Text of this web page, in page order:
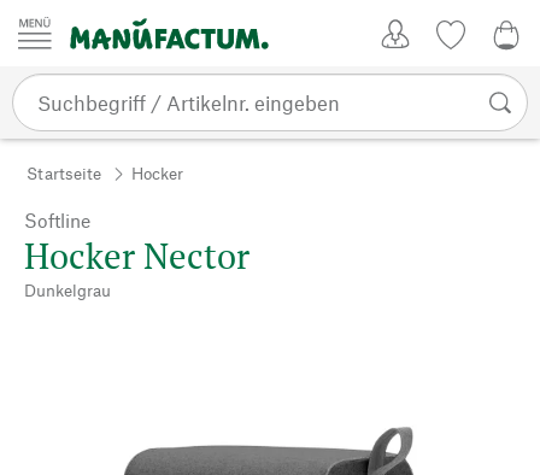
Zum Inhalt springen
Startseite Hocker
Softline
Hocker Nector
Dunkelgrau